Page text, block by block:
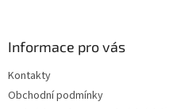
Informace pro vás
Kontakty
Obchodní podmínky